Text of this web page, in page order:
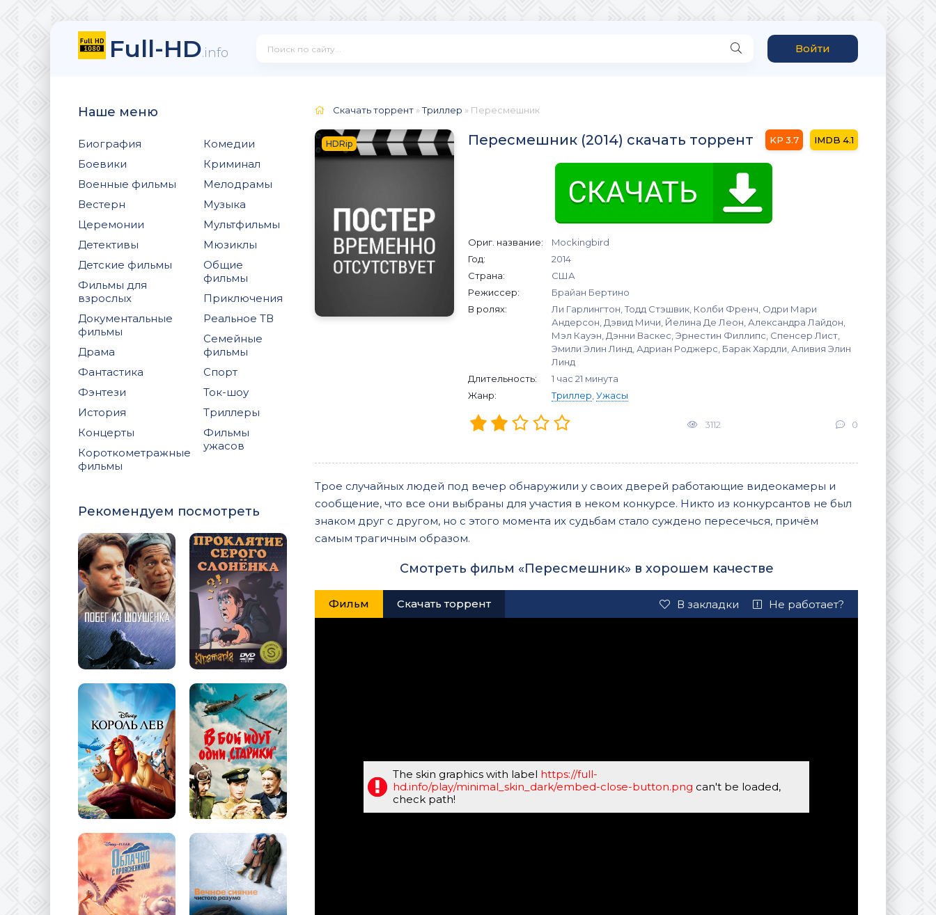
Full-HD.info Войти
Наше меню
Биография
Боевики
Военные фильмы
Вестерн
Церемонии
Детективы
Детские фильмы
Фильмы для
взрослых
Документальные
фильмы
Драма
Фантастика
Фэнтези
История
Концерты
Короткометражные
фильмы
Комедии
Криминал
Мелодрамы
Музыка
Мультфильмы
Мюзиклы
Общие
фильмы
Приключения
Реальное ТВ
Семейные
фильмы
Спорт
Ток-шоу
Триллеры
Фильмы
ужасов
Рекомендуем посмотреть
Скачать торрент »Триллер » Пересмешник
HDRip Пересмешник (2014) скачать торрент 3.7 4.1
Ориг. название:
Mockingbird
Год:
2014
Страна:
США
Режиссер:
Брайан Бертино
В ролях:
Ли Гарлингтон, Тодд Стэшвик, Колби Френч, Одри Мари
Андерсон, Дэвид Мичи, Йелина Де Леон, Александра Лайдон,
Мэл Кауэн, Дэнни Васкес, Эрнестин Филлипс, Спенсер Лист,
Эмили Элин Линд, Адриан Роджерс, Барак Хардли, Аливия Элин
Линд
Длительность:
1 час 21 минута
Жанр:
Триллер Ужасы
3112 0
Трое случайных людей под вечер обнаружили у своих дверей работающие видеокамеры и
сообщение, что все они выбраны для участия в неком конкурсе. Никто из конкурсантов не был
знаком друг с другом, но с этого момента их судьбам стало суждено пересечься, причём
самым трагичным образом.
Смотреть фильм «Пересмешник» в хорошем качестве
Фильм Скачать торрент В закладки Не работает?
The skin graphics with label https://full-
hd.info/play/minimal_skin_dark/embed-close-button.png can't be loaded,
check path!